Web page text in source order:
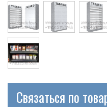
Cigarette
Связаться по